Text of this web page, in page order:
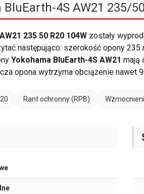
4S AW21 235/
235 50 R20 104W zostały
następująco: szerokość opony
Yokohama BluEarth-4S AW21 mają
opona wytrzyma obciążenie nawet
Rant ochronny (RPB)